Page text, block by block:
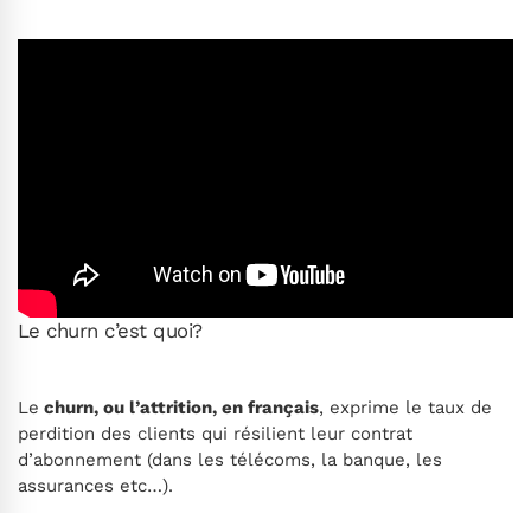
Le churn c’est quoi?
Le churn, ou l’attrition, en français, exprime le taux de
perdition des clients qui résilient leur contrat
d’abonnement (dans les télécoms, la banque, les
assurances etc…).